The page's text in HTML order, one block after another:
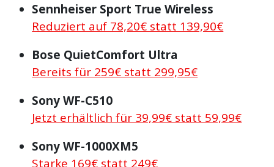
Sennheiser Sport True Wireless
Reduziert auf 78,20€ statt 139,90€
Bose QuietComfort Ultra
Bereits für 259€ statt 299,95€
Sony WF-C510
Jetzt erhältlich für 39,99€ statt 59,99€
Sony WF-1000XM5
Starke 169€ statt 249€